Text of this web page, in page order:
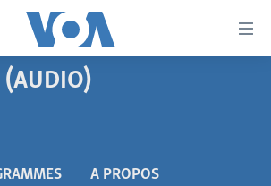
(AUDIO)
A PROPOS